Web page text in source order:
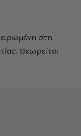
στη
Θεωρείται